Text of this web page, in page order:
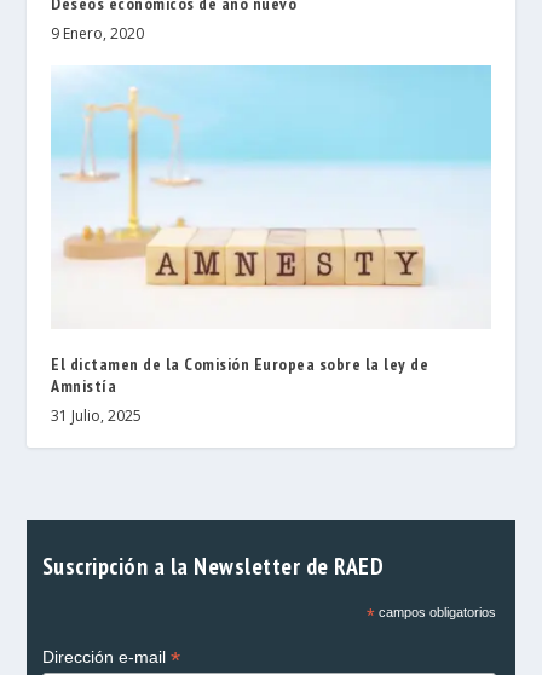
9 Enero, 2020
El dictamen de la Comisión Europea sobre la ley de
Amnistía
31 Julio, 2025
Suscripción a la Newsletter de RAED
*campos obligatorios
Dirección e-mail *